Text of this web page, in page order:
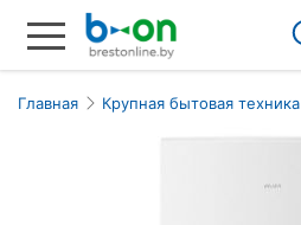
Главная Крупная бытовая техника